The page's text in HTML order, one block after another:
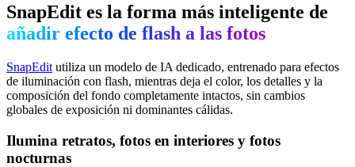
SnapEdit es la forma más inteligente de
añadir efecto de flash a las fotos
SnapEdit utiliza un modelo de IA dedicado, entrenado para efectos
de iluminación con flash, mientras deja el color, los detalles y la
composición del fondo completamente intactos, sin cambios
globales de exposición ni dominantes cálidas.
Ilumina retratos, fotos en interiores y fotos
nocturnas